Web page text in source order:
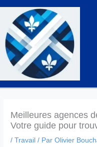
Aller
contenu
Meilleures agences
Votre guide pour
/Travail / ParOlivier